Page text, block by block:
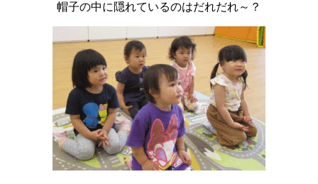
帽子の中に隠れているのはだれだれ～？